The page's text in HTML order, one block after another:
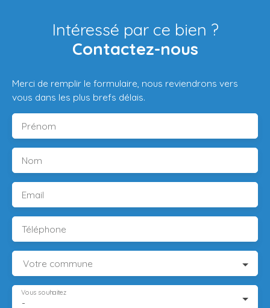
Intéressé par ce bien ?
Contactez-nous
Merci de remplir le formulaire, nous reviendrons vers
vous dans les plus brefs délais.
Prénom
Nom
Email
Téléphone
Votre commune
-
Vous souhaitez